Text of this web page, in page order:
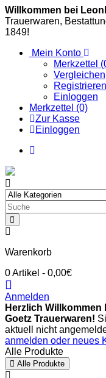
Willkommen bei
Trauerwaren,
1849!
Mein Konto
Merkzettel
Vergleichen
Registrieren
Einloggen
Merkzettel (0)
Zur Kasse
Einloggen
Warenkorb
0Artikel - 0,00€
Anmelden
Herzlich Willkommen
Goetz Trauerwaren!
aktuell nicht
anmelden oder neues
Alle Produkte
Alle Produkte